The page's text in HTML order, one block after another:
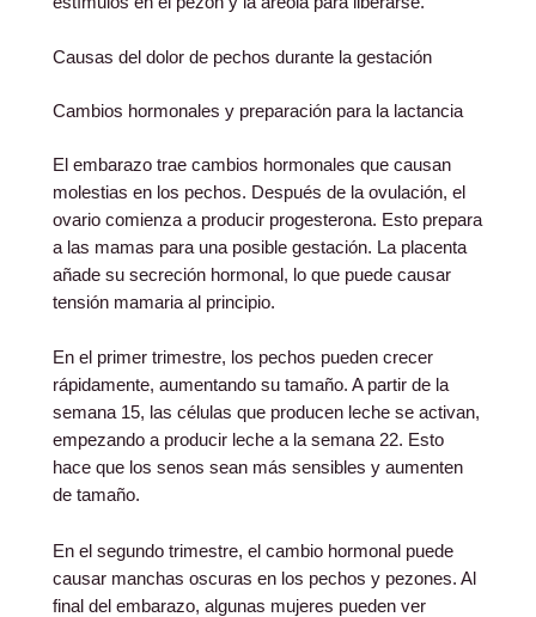
Causas del dolor de pechos durante la gestación
Cambios hormonales y preparación para la lactancia
El embarazo trae cambios hormonales que causan
molestias en los pechos. Después de la ovulación, el
ovario comienza a producir progesterona. Esto prepara
a las mamas para una posible gestación. La placenta
añade su secreción hormonal, lo que puede causar
tensión mamaria al principio.
En el primer trimestre, los pechos pueden crecer
rápidamente, aumentando su tamaño. A partir de la
semana 15, las células que producen leche se activan,
empezando a producir leche a la semana 22. Esto
hace que los senos sean más sensibles y aumenten
de tamaño.
En el segundo trimestre, el cambio hormonal puede
causar manchas oscuras en los pechos y pezones. Al
final del embarazo, algunas mujeres pueden ver